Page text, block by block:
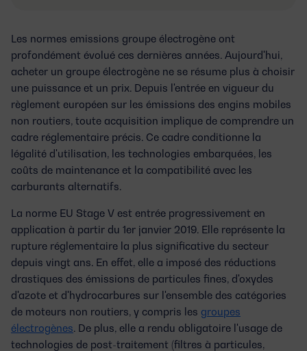
Les normes emissions groupe électrogène ont
profondément évolué ces dernières années. Aujourd'hui,
acheter un groupe électrogène ne se résume plus à choisir
une puissance et un prix. Depuis l'entrée en vigueur du
règlement européen sur les émissions des engins mobiles
non routiers, toute acquisition implique de comprendre un
cadre réglementaire précis. Ce cadre conditionne la
légalité d'utilisation, les technologies embarquées, les
coûts de maintenance et la compatibilité avec les
carburants alternatifs.
La norme EU Stage V est entrée progressivement en
application à partir du 1er janvier 2019. Elle représente la
rupture réglementaire la plus significative du secteur
depuis vingt ans. En effet, elle a imposé des réductions
drastiques des émissions de particules fines, d'oxydes
d'azote et d'hydrocarbures sur l'ensemble des catégories
de moteurs non routiers, y compris les groupes
électrogènes . De plus, elle a rendu obligatoire l'usage de
technologies de post-traitement (filtres à particules,